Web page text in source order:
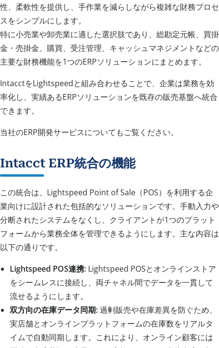
性、柔軟性を提供し、手作業を減らしながら複雑な財務プロセ
スをシンプルにします。
特に小売業や卸売業に適した選択肢であり、総勘定元帳、買掛
金・売掛金、購買、受注管理、キャッシュマネジメントなどの
主要な財務機能を1つのERPソリューションにまとめます。
IntacctをLightspeedと組み合わせることで、企業は業務を効
率化し、実績あるERPソリューションを既存の販売基盤へ統合
できます。
当社のERP開発サービスについてもご覧ください。
Intacct ERP統合の機能
この統合は、Lightspeed Point of Sale（POS）を利用する企
業向けに設計された包括的なソリューションです。手動入力や
分断されたシステムをなくし、クライアントが1つのプラット
フォームから業務全体を管理できるようにします。主な内容は
以下の通りです。
Lightspeed POS連携: Lightspeed POSとオンラインストア
をシームレスに接続し、両チャネル間でデータを一貫して
流せるようにします。
双方向の在庫データ同期:過剰販売や在庫差異を防ぐため、
実店舗とオンラインプラットフォームの在庫数をリアルタ
イムで自動同期します。これにより、オンライン顧客には